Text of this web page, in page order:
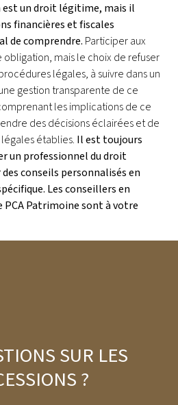
est un droit légitime, mais il
financières et fiscales
de comprendre. Participer aux
obligation, mais le choix de refuser
légales, à suivre dans un
gestion transparente de ce
les implications de ce
des décisions éclairées et de
établies. Il est toujours
un professionnel du droit
conseils personnalisés en
Les conseillers en
Patrimoine sont à votre
SUR LES
?